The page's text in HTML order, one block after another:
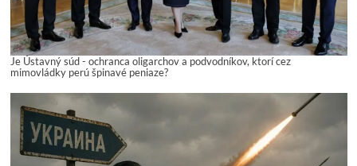
Je Ústavný súd - ochranca oligarchov a podvodníkov, ktorí cez
mimovládky perú špinavé peniaze?